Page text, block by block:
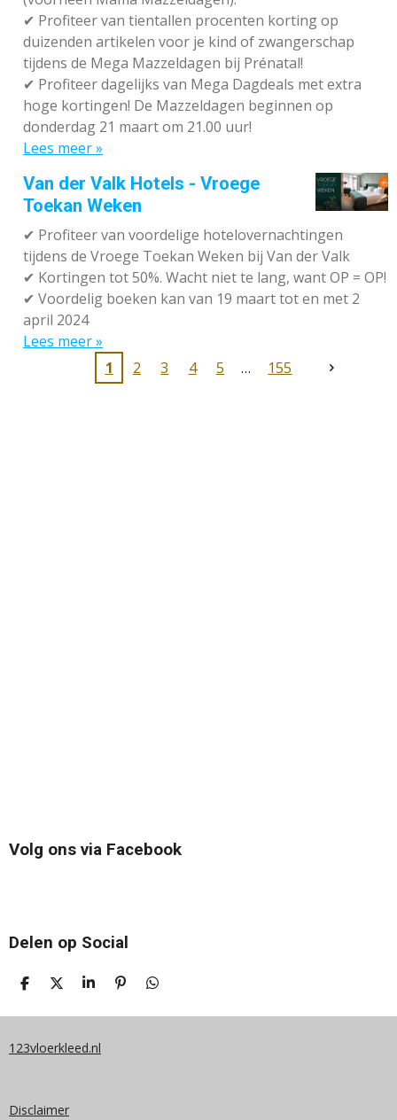
✔ Profiteer van tientallen procenten korting op
duizenden artikelen voor je kind of zwangerschap
tijdens de Mega Mazzeldagen bij Prénatal!
✔ Profiteer dagelijks van Mega Dagdeals met extra
hoge kortingen! De Mazzeldagen beginnen op
donderdag 21 maart om 21.00 uur!
Lees meer »
Van der Valk Hotels - Vroege
Toekan Weken
✔ Profiteer van voordelige hotelovernachtingen
tijdens de Vroege Toekan Weken bij Van der Valk
✔ Kortingen tot 50%. Wacht niet te lang, want OP = OP!
✔ Voordelig boeken kan van 19 maart tot en met 2
april 2024
Lees meer »
1
2 3 4 5 155
Volg ons via Facebook
Delen op Social
D
L
N
D
E
S
A
E
P
N
D
L
123vloerkleed.nl
Disclaimer